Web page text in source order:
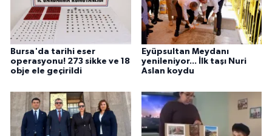
Bursa'da tarihi eser
operasyonu! 273 sikke ve 18
obje ele geçirildi
Eyüpsultan Meydanı
yenileniyor... İlk taşı Nuri
Aslan koydu